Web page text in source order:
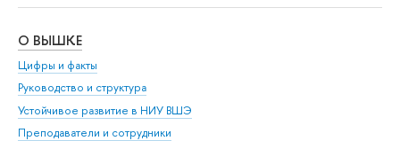
О ВЫШКЕ
Цифры и факты
Руководство и структура
Устойчивое развитие в НИУ ВШЭ
Преподаватели и сотрудники